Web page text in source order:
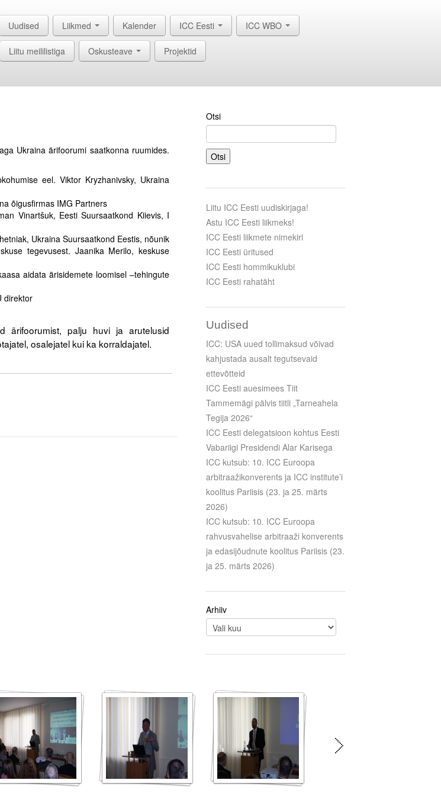
Uudised Liikmed Kalender ICC Eesti ICC WBO
Liitu meililistiga Oskusteave Projektid
Ukraina ärifoorumi saatkonna ruumides.
eel. Viktor Kryzhanivsky, Ukraina
õigusfirmas IMG Partners
Vinartšuk, Eesti Suursaatkond Kiievis, I
Ukraina Suursaatkond Eestis, nõunik
tegevusest. Jaanika Merilo, keskuse
aidata ärisidemete loomisel –tehingute
direktor
ärifoorumist, palju huvi ja arutelusid
osalejatel kui ka korraldajatel.
Otsi
Otsi
Liitu ICC Eesti uudiskirjaga!
Astu ICC Eesti liikmeks!
ICC Eesti liikmete nimekiri
ICC Eesti üritused
ICC Eesti hommikuklubi
ICC Eesti rahatäht
Uudised
ICC: USA uued tollimaksud võivad
kahjustada ausalt tegutsevaid
ettevõtteid
ICC Eesti auesimees Tiit
Tammemägi pälvis tiitli „Tarneahela
Tegija 2026“
ICC Eesti delegatsioon kohtus Eesti
Vabariigi Presidendi Alar Karisega
ICC kutsub: 10. ICC Euroopa
arbitraažikonverents ja ICC institute’i
koolitus Pariisis (23. ja 25. märts
2026)
ICC kutsub: 10. ICC Euroopa
rahvusvahelise arbitraaži konverents
ja edasijõudnute koolitus Pariisis (23.
ja 25. märts 2026)
Arhiiv